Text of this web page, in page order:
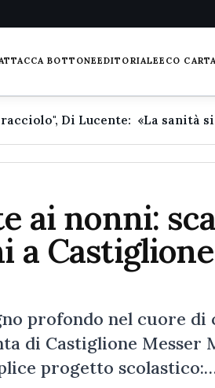
BOTTONEEDITORIALEECO
ai nonni:
a
profondo nel cuore di
di Castiglione Messer
progetto